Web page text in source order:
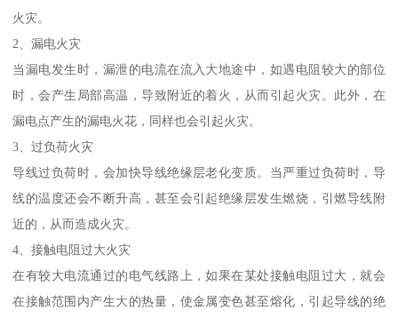
火灾。
2、漏电火灾
当漏电发生时，漏泄的电流在流入大地途中，如遇电阻较大的部位
时，会产生局部高温，导致附近的着火，从而引起火灾。此外，在
漏电点产生的漏电火花，同样也会引起火灾。
3、过负荷火灾
导线过负荷时，会加快导线绝缘层老化变质。当严重过负荷时，导
线的温度还会不断升高，甚至会引起绝缘层发生燃烧，引燃导线附
近的，从而造成火灾。
4、接触电阻过大火灾
在有较大电流通过的电气线路上，如果在某处接触电阻过大，就会
在接触范围内产生大的热量，使金属变色甚至熔化，引起导线的绝